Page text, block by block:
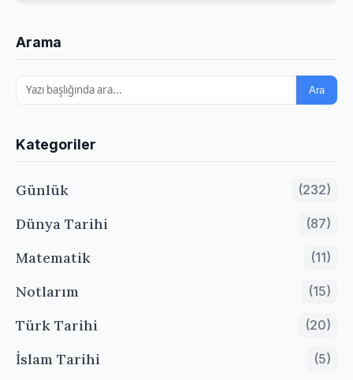
Arama
Ara
Kategoriler
Günlük (232)
Dünya Tarihi (87)
Matematik (11)
Notlarım (15)
Türk Tarihi (20)
İslam Tarihi (5)